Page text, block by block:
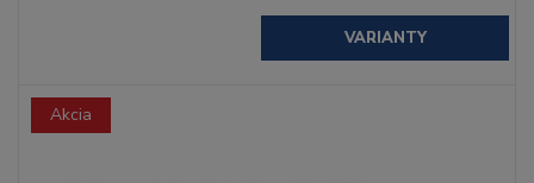
VARIANTY
Akcia